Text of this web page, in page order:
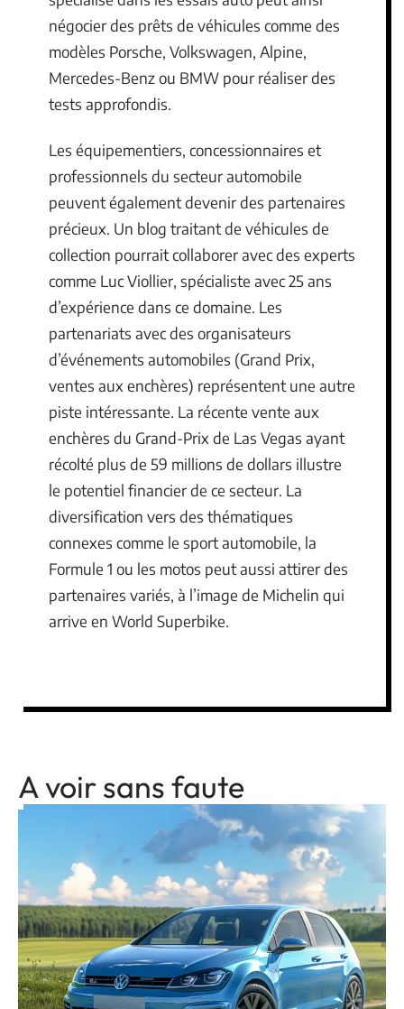
négocier des prêts de véhicules comme des
modèles Porsche, Volkswagen, Alpine,
Mercedes-Benz ou BMW pour réaliser des
tests approfondis.
Les équipementiers, concessionnaires et
professionnels du secteur automobile
peuvent également devenir des partenaires
précieux. Un blog traitant de véhicules de
collection pourrait collaborer avec des experts
comme Luc Viollier, spécialiste avec 25 ans
d’expérience dans ce domaine. Les
partenariats avec des organisateurs
d’événements automobiles (Grand Prix,
ventes aux enchères) représentent une autre
piste intéressante. La récente vente aux
enchères du Grand-Prix de Las Vegas ayant
récolté plus de 59 millions de dollars illustre
le potentiel financier de ce secteur. La
diversification vers des thématiques
connexes comme le sport automobile, la
Formule 1 ou les motos peut aussi attirer des
partenaires variés, à l’image de Michelin qui
arrive en World Superbike.
A voir sans faute